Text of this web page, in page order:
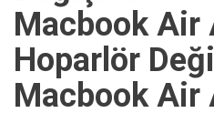
Macbook Air
Hoparlör
Macbook Air